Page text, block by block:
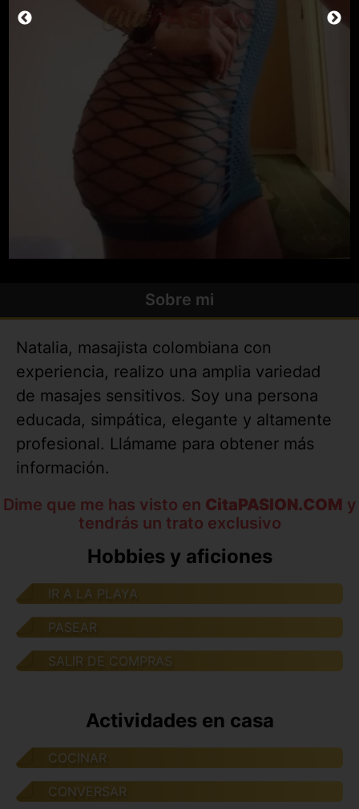
Sobre mi
Natalia, masajista colombiana con
experiencia, realizo una amplia variedad
de masajes sensitivos. Soy una persona
educada, simpática, elegante y altamente
profesional. Llámame para obtener más
información.
Dime que me has visto en CitaPASION.COM y
tendrás un trato exclusivo
Hobbies y aficiones
IR A LA PLAYA
PASEAR
SALIR DE COMPRAS
Actividades en casa
COCINAR
CONVERSAR